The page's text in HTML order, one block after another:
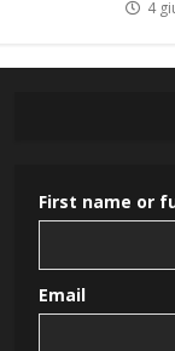
4
First name or
Email